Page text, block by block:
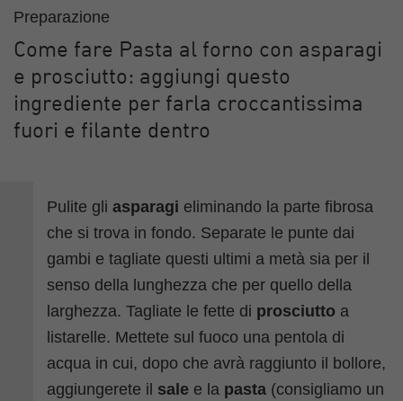
Preparazione
Come fare Pasta al forno con asparagi
e prosciutto: aggiungi questo
ingrediente per farla croccantissima
fuori e filante dentro
Pulite gliasparagi eliminando la parte fibrosa
che si trova in fondo. Separate le punte dai
gambi e tagliate questi ultimi a metà sia per il
senso della lunghezza che per quello della
larghezza. Tagliate le fette di prosciutto a
listarelle. Mettete sul fuoco una pentola di
acqua in cui, dopo che avrà raggiunto il bollore,
aggiungerete il sale e la pasta (consigliamo un